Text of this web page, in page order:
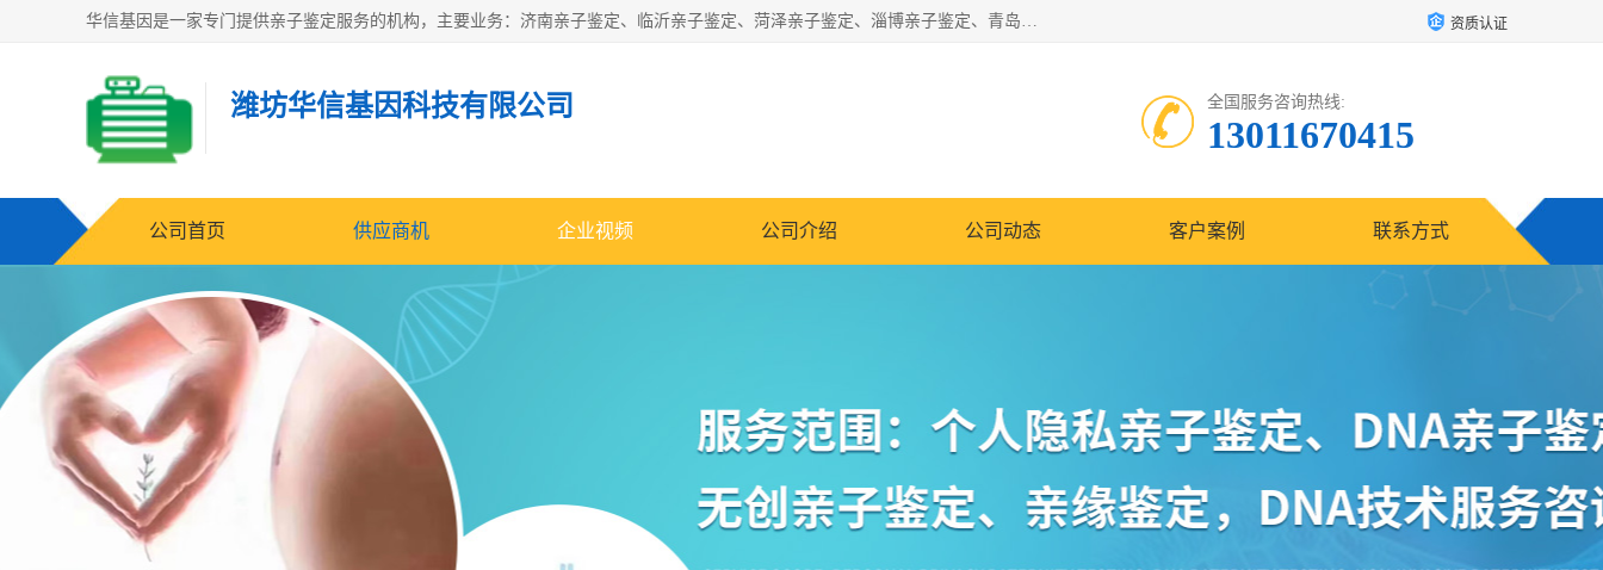
华信基因是一家专门提供亲子鉴定服务的机构，主要业务：济南亲子鉴定、临沂亲子鉴定、菏泽亲子鉴定、淄博亲子鉴定、青岛亲子鉴定、日照亲子鉴定、临朐亲子鉴定、寿光亲子鉴定等，联合广州、上海、北京、深圳、杭州、武汉、成都、合肥、贵阳、沈阳等地区有法医物证鉴定机构及基因检测公司，为国内外客户提供便捷的DNA鉴定服务。 资质认证
潍坊华信基因科技有限公司 全国服务咨询热线:
13011670415
公司首页 供应商机 企业视频 公司介绍 公司动态 客户案例 联系方式